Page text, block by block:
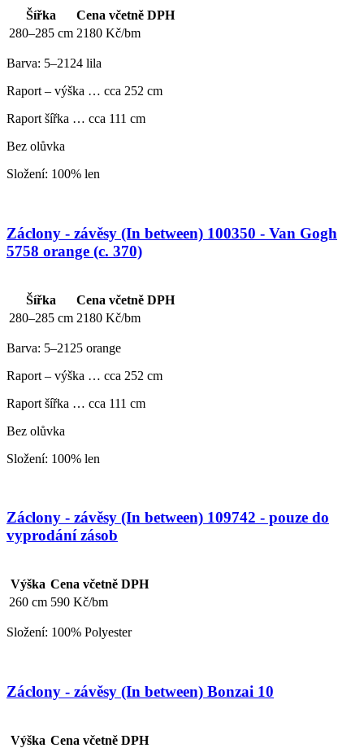
Šířka
Cena včetně DPH
280–285 cm 2180 Kč/bm
Barva: 5–2124 lila
Raport – výška … cca 252 cm
Raport šířka … cca 111 cm
Bez olůvka
Složení: 100% len
Záclony - závěsy (In between) 100350 - Van Gogh
5758 orange (c. 370)
Šířka
Cena včetně DPH
280–285 cm 2180 Kč/bm
Barva: 5–2125 orange
Raport – výška … cca 252 cm
Raport šířka … cca 111 cm
Bez olůvka
Složení: 100% len
Záclony - závěsy (In between) 109742 - pouze do
vyprodání zásob
Výška Cena včetně DPH
260 cm 590 Kč/bm
Složení: 100% Polyester
Záclony - závěsy (In between) Bonzai 10
Výška Cena včetně DPH